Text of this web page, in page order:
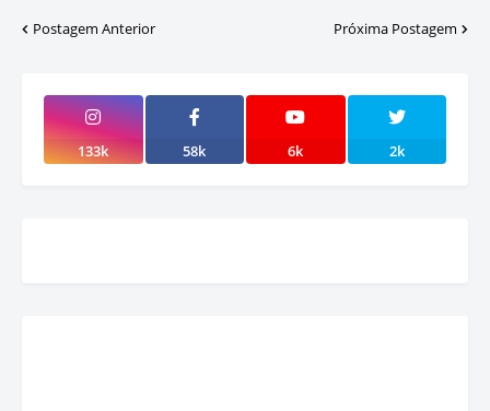
Postagem Anterior Próxima Postagem
133k 58k 6k 2k